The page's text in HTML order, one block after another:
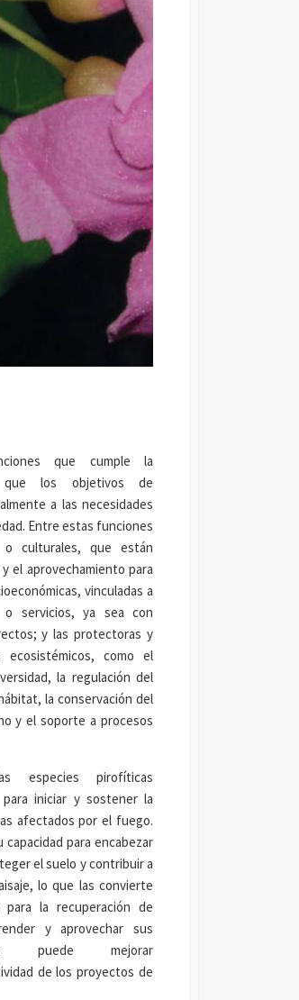
que cumple la
los objetivos de
a las necesidades
Entre estas funciones
o culturales, que están
el aprovechamiento para
vinculadas a
servicios, ya sea con
y las protectoras y
ecosistémicos, como el
la regulación del
la conservación del
y el soporte a procesos
especies pirofíticas
iniciar y sostener la
afectados por el fuego.
para encabezar
el suelo y contribuir a
lo que las convierte
para la recuperación de
y aprovechar sus
puede mejorar
de los proyectos de